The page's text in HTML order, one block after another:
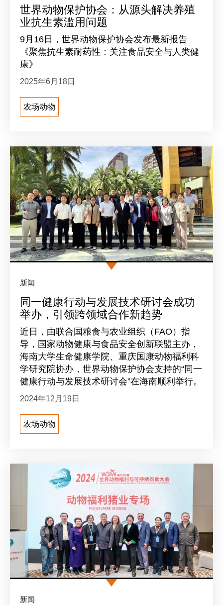
世界动物保护协会：从源头解决养殖
业抗生素滥用问题
2025年6月18日
9月16日，世界动物保护协会发布最新报告
《聚焦抗生素耐药性：关注食品安全与人类健
康》
农场动物
同一健康行动与发展技术研讨会成功
举办，引领跨领域合作新趋势
新闻
2024年12月19日
近日，由联合国粮食与农业组织（FAO）指
导，国家动物健康与食品安全创新联盟主办，
海南大学生命健康学院、重庆国康动物福利科
学研究院协办，世界动物保护协会支持的“同一
健康行动与发展技术研讨会”在海南顺利举行。
农场动物
新闻